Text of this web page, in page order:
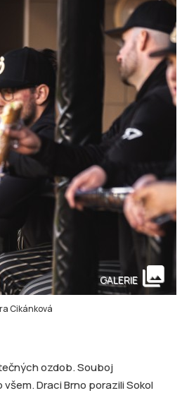
Cikánková
GALERIE collections
ozdob. Souboj
Draci Brno porazili Sokol